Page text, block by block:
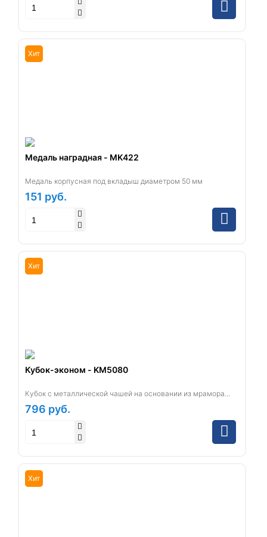
Хит
Медаль наградная - MK422
Медаль корпусная под вкладыш диаметром 50 мм
151 руб.
Хит
Кубок-эконом - KM5080
Кубок с металлической чашей на основании из мрамора...
796 руб.
Хит